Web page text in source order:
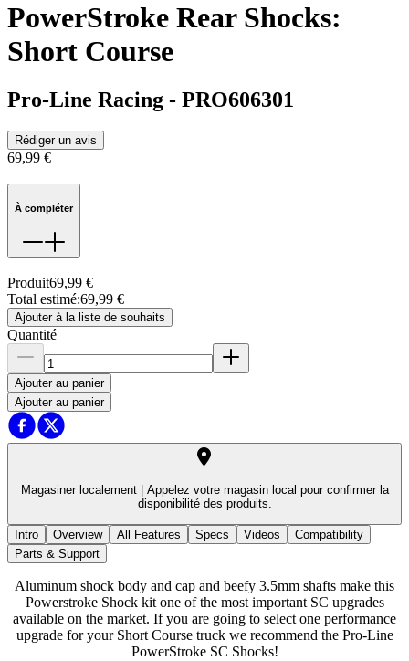
PowerStroke Rear Shocks:
Short Course
Pro-Line Racing - PRO606301
Rédiger un avis
69,99 €
À compléter
Produit69,99 €
Total estimé:69,99 €
Ajouter à la liste de souhaits
Quantité
Ajouter au panier
Ajouter au panier
Magasiner localement |
Appelez votre magasin local pour confirmer la
disponibilité des produits.
Intro Overview All Features Specs Videos
Compatibility
Parts & Support
Aluminum shock body and cap and beefy 3.5mm shafts make this
Powerstroke Shock kit one of the most important SC upgrades
available on the market. If you are going to select one performance
upgrade for your Short Course truck we recommend the Pro-Line
PowerStroke SC Shocks!